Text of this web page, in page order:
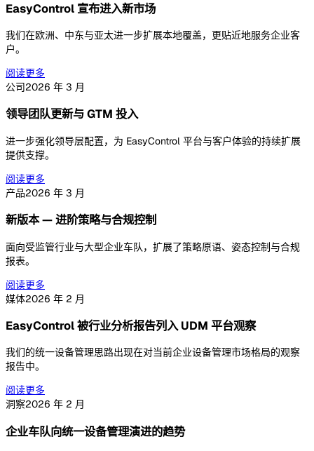
EasyControl 宣布进入新市场
我们在欧洲、中东与亚太进一步扩展本地覆盖，更贴近地服务企业客
户。
阅读更多
公司2026 年 3 月
领导团队更新与 GTM 投入
进一步强化领导层配置，为 EasyControl 平台与客户体验的持续扩展
提供支撑。
阅读更多
产品2026 年 3 月
新版本 — 进阶策略与合规控制
面向受监管行业与大型企业车队，扩展了策略原语、姿态控制与合规
报表。
阅读更多
媒体2026 年 2 月
EasyControl 被行业分析报告列入 UDM 平台观察
我们的统一设备管理思路出现在对当前企业设备管理市场格局的观察
报告中。
阅读更多
洞察2026 年 2 月
企业车队向统一设备管理演进的趋势